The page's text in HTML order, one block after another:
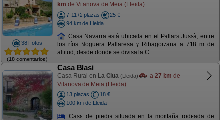
38 Fotos
(18 comentarios)
km de Vilanova de Meia (Lleida)
7-11+2 plazas
25 €
94 km de Lleida
Casa Navarra está ubicada en el Pallars Jussà; entre
los ríos Noguera Pallaresa y Ribagorzana a 718 m de
altitud, desde donde se divisa la C ...
Casa Blasi
Casa Rural en La Clua (Lleida) a 27 km de
Vilanova de Meia (Lleida)
13 plazas
18 €
100 km de Lleida
Casa de piedra situada en la montaña rodeada de